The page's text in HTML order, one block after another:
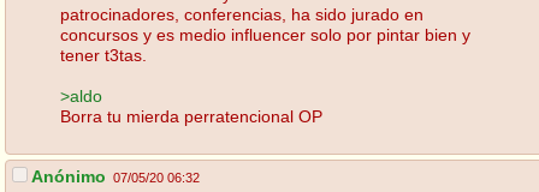
patrocinadores, conferencias, ha sido jurado en
concursos y es medio influencer solo por pintar bien y
tener t3tas.
>aldo
Borra tu mierda perratencional OP
Anónimo 07/05/20 06:32